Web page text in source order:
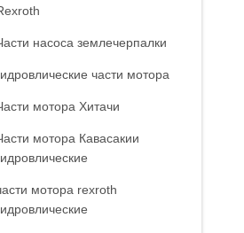
насоса землечерпалки
части мотора
мотора Хитачи
мотора Кавасакии
мотора rexroth